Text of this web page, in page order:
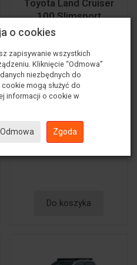
Toyota Land Cruiser
100 Slimsport
Lightbar ...
4 363,43 zł
Do koszyka
o cookies
zapisywanie wszystkich
Kliknięcie “Odmowa”
niezbędnych do
mogą służyć do
informacji o cookie w
Odmowa Zgoda